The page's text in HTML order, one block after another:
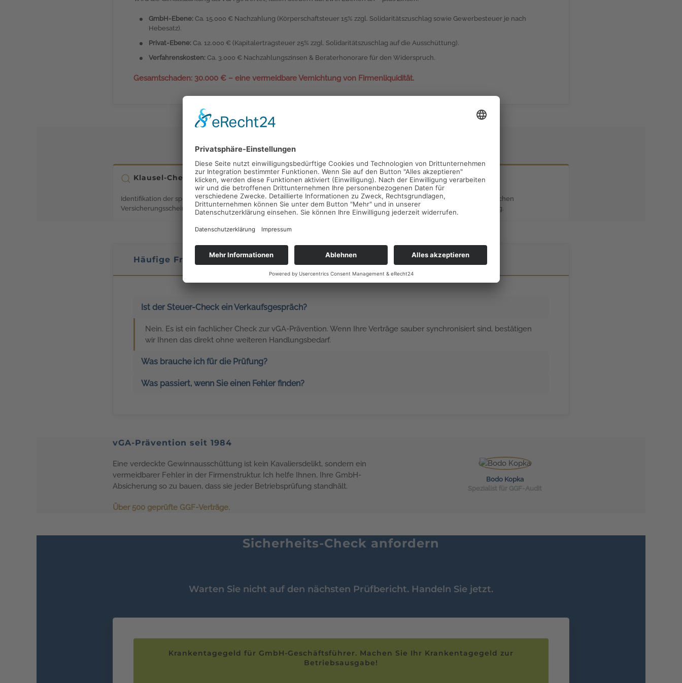
GmbH-Ebene: Ca. 15.000 € Nachzahlung (Körperschaftsteuer 15% zzgl. Solidaritätszuschlag sowie Gewerbesteuer je nach
Hebesatz).
Privat-Ebene: Ca. 12.000 € (Kapitalertragsteuer 25% zzgl. Solidaritätszuschlag auf die Ausschüttung).
Verfahrenskosten: Ca. 3.000 € Nachzahlungszinsen & Beraterhonorare für den Widerspruch.
Gesamtschaden: 30.000 € – eine vermeidbare Vernichtung von Firmenliquidität.
Klausel-Check
Identifikation der spezifischen Sätze in Ihrem
Versicherungsschein, die bei einer Prüfung angreifbar sind.
Synchronisation
Herstellung einer rechtssicheren Einheit zwischen
Anstellungsvertrag, Satzung und Versicherung.
Häufige Fragen zur Steuerfalle
Ist der Steuer-Check ein Verkaufsgespräch?
Nein. Es ist ein fachlicher Check zur vGA-Prävention. Wenn Ihre Verträge sauber synchronisiert sind, bestätigen
wir Ihnen das direkt ohne weiteren Handlungsbedarf.
Was brauche ich für die Prüfung?
Was passiert, wenn Sie einen Fehler finden?
vGA-Prävention seit 1984
Eine verdeckte Gewinnausschüttung ist kein Kavaliersdelikt, sondern ein
vermeidbarer Fehler in der Firmenstruktur. Ich helfe Ihnen, Ihre GmbH-
Absicherung so zu bauen, dass sie jeder Betriebsprüfung standhält.
Über 500 geprüfte GGF-Verträge.
Bodo Kopka
Spezialist für GGF-Audit
Sicherheits-Check anfordern
Warten Sie nicht auf den nächsten Prüfbericht. Handeln Sie jetzt.
Krankentagegeld für GmbH-Geschäftsführer. Machen Sie Ihr Krankentagegeld zur
Betriebsausgabe!